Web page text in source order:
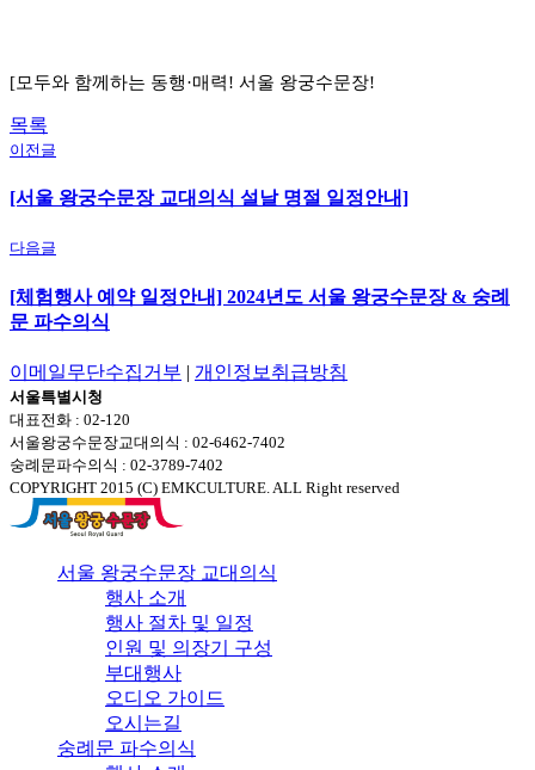
[모두와 함께하는 동행·매력! 서울 왕궁수문장!
목록
이전글
[서울 왕궁수문장 교대의식 설날 명절 일정안내]
다음글
[체험행사 예약 일정안내] 2024년도 서울 왕궁수문장 & 숭례
문 파수의식
이메일무단수집거부 | 개인정보취급방침
서울특별시청
대표전화 : 02-120
서울왕궁수문장교대의식 : 02-6462-7402
숭례문파수의식 : 02-3789-7402
COPYRIGHT 2015 (C) EMKCULTURE. ALL Right reserved
서울 왕궁수문장 교대의식
행사 소개
행사 절차 및 일정
인원 및 의장기 구성
부대행사
오디오 가이드
오시는길
숭례문 파수의식